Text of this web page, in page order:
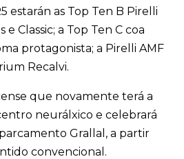
estarán as Top Ten B Pirelli
Classic; a Top Ten C coa
protagonista; a Pirelli AMF
Recalvi.
que novamente terá a
neurálxico e celebrará
Grallal, a partir
convencional.